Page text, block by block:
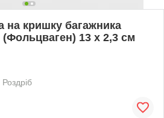
на кришку багажника
13 x 2,3 см
Роздріб